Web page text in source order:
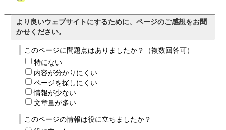
より良いウェブサイトにするために、ページのご感想をお聞
かせください。
このページに問題点はありましたか？（複数回答可）
特にない
内容が分かりにくい
ページを探しにくい
情報が少ない
文章量が多い
このページの情報は役に立ちましたか？